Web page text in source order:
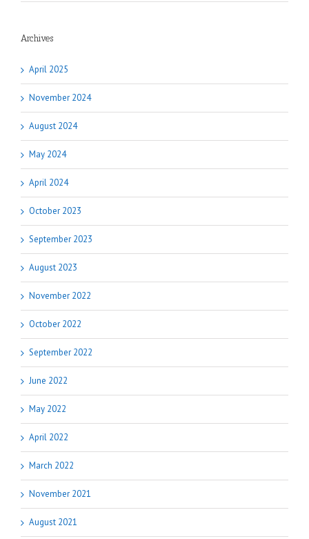
Archives
April 2025
November 2024
August 2024
May 2024
April 2024
October 2023
September 2023
August 2023
November 2022
October 2022
September 2022
June 2022
May 2022
April 2022
March 2022
November 2021
August 2021